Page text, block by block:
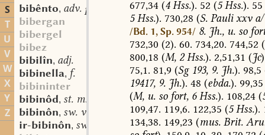
S
T
U
V
W
X
Y
Z
bibênto, adv. part. prs.
bibergan
bibergel
bibez
bibilîn, adj.
bibinella, f.
bibininter
bibinôd, st. m.
bibinôn, sw. v.
ir-bibinôn, sw. v.
677,34(4Hss.). 52 (5Hss.). 55
5Hss.). 730,28 (S.Pauli xxva/
/Bd. 1, Sp. 954/ 8.Jh.,u.so
732,30 (2). 60. 734,20. 744,52 (
800,18 (M,2Hss.). 2,51,31 (Jc
75,1. 81,9 (Sg193,9.Jh.). 98,5
19417,9.Jh.). 48 (ebda.). 99,35
(M,u.sofort,6Hss.). 108,24 (
109,47. 119,6. 122,35 (5Hss.).
134,38. 149,23 (mus.Brit.